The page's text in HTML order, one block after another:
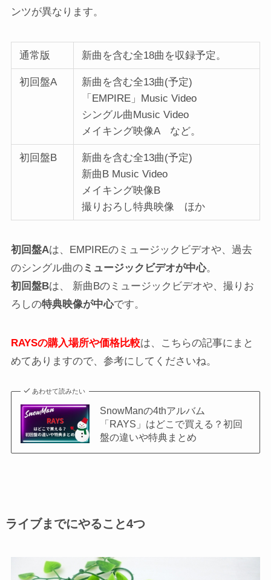
ンツが異なります。
通常版 新曲を含む全18曲を収録予定。
初回盤A
新曲を含む全13曲(予定)
「EMPIRE」Music Video
シングル曲Music Video
メイキング映像A など。
初回盤B
新曲を含む全13曲(予定)
新曲B Music Video
メイキング映像B
撮りおろし特典映像 ほか
初回盤Aは、EMPIREのミュージックビデオや、過去
のシングル曲のミュージックビデオが中心。
初回盤Bは、 新曲Bのミュージックビデオや、撮りお
ろしの特典映像が中心です。
RAYSの購入場所や価格比較は、こちらの記事にまと
めてありますので、参考にしてくださいね。
あわせて読みたい
SnowManの4thアルバム
「RAYS」はどこで買える？初回
盤の違いや特典まとめ
ライブまでにやること4つ